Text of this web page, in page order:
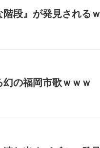
段』が発見される
幻の福岡市歌ｗｗｗ